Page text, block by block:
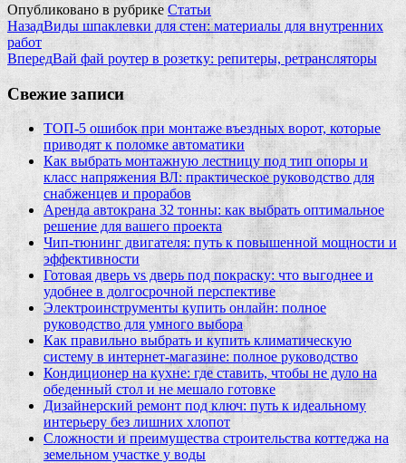
Опубликовано в рубрикеСтатьи
НазадВиды шпаклевки для стен: материалы для внутренних
работ
ВпередВай фай роутер в розетку: репитеры, ретрансляторы
Свежие записи
ТОП-5 ошибок при монтаже въездных ворот, которые
приводят к поломке автоматики
Как выбрать монтажную лестницу под тип опоры и
класс напряжения ВЛ: практическое руководство для
снабженцев и прорабов
Аренда автокрана 32 тонны: как выбрать оптимальное
решение для вашего проекта
Чип‑тюнинг двигателя: путь к повышенной мощности и
эффективности
Готовая дверь vs дверь под покраску: что выгоднее и
удобнее в долгосрочной перспективе
Электроинструменты купить онлайн: полное
руководство для умного выбора
Как правильно выбрать и купить климатическую
систему в интернет‑магазине: полное руководство
Кондиционер на кухне: где ставить, чтобы не дуло на
обеденный стол и не мешало готовке
Дизайнерский ремонт под ключ: путь к идеальному
интерьеру без лишних хлопот
Сложности и преимущества строительства коттеджа на
земельном участке у воды